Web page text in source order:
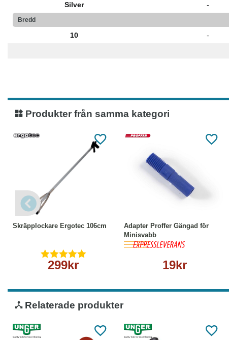
Silver -
Bredd
10 -
Produkter från samma kategori
Skräpplockare Ergotec 106cm
299kr
Köp
Adapter Proffer Gängad för
Minisvabb
19kr
Läs mer
Relaterade produkter